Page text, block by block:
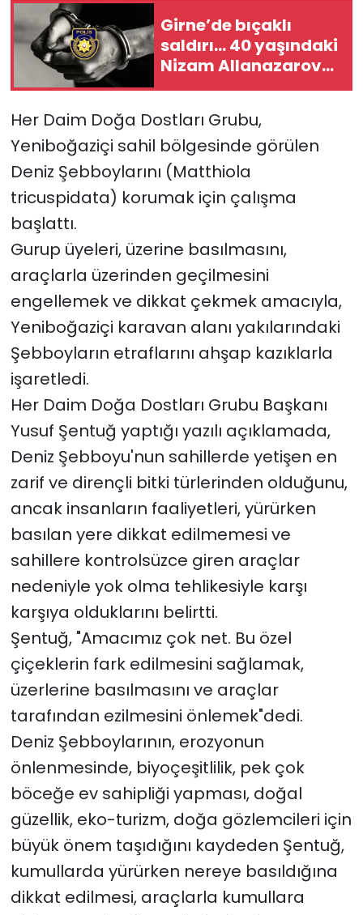
Girne’de bıçaklı
saldırı… 40 yaşındaki
Nizam Allanazarov
hayatını kaybetti
Her Daim Doğa Dostları Grubu,
Yeniboğaziçi sahil bölgesinde görülen
Deniz Şebboylarını (Matthiola
tricuspidata) korumak için çalışma
başlattı.
Gurup üyeleri, üzerine basılmasını,
araçlarla üzerinden geçilmesini
engellemek ve dikkat çekmek amacıyla,
Yeniboğaziçi karavan alanı yakılarındaki
Şebboyların etraflarını ahşap kazıklarla
işaretledi.
Her Daim Doğa Dostları Grubu Başkanı
Yusuf Şentuğ yaptığı yazılı açıklamada,
Deniz Şebboyu'nun sahillerde yetişen en
zarif ve dirençli bitki türlerinden olduğunu,
ancak insanların faaliyetleri, yürürken
basılan yere dikkat edilmemesi ve
sahillere kontrolsüzce giren araçlar
nedeniyle yok olma tehlikesiyle karşı
karşıya olduklarını belirtti.
Şentuğ, "Amacımız çok net. Bu özel
çiçeklerin fark edilmesini sağlamak,
üzerlerine basılmasını ve araçlar
tarafından ezilmesini önlemek"dedi.
Deniz Şebboylarının, erozyonun
önlenmesinde, biyoçeşitlilik, pek çok
böceğe ev sahipliği yapması, doğal
güzellik, eko-turizm, doğa gözlemcileri için
büyük önem taşıdığını kaydeden Şentuğ,
kumullarda yürürken nereye basıldığına
dikkat edilmesi, araçlarla kumullara
SAĞLIK
Spor
Teknoloji
TÜRKiYE
Video Galeri
YAŞAM
Yazarlar